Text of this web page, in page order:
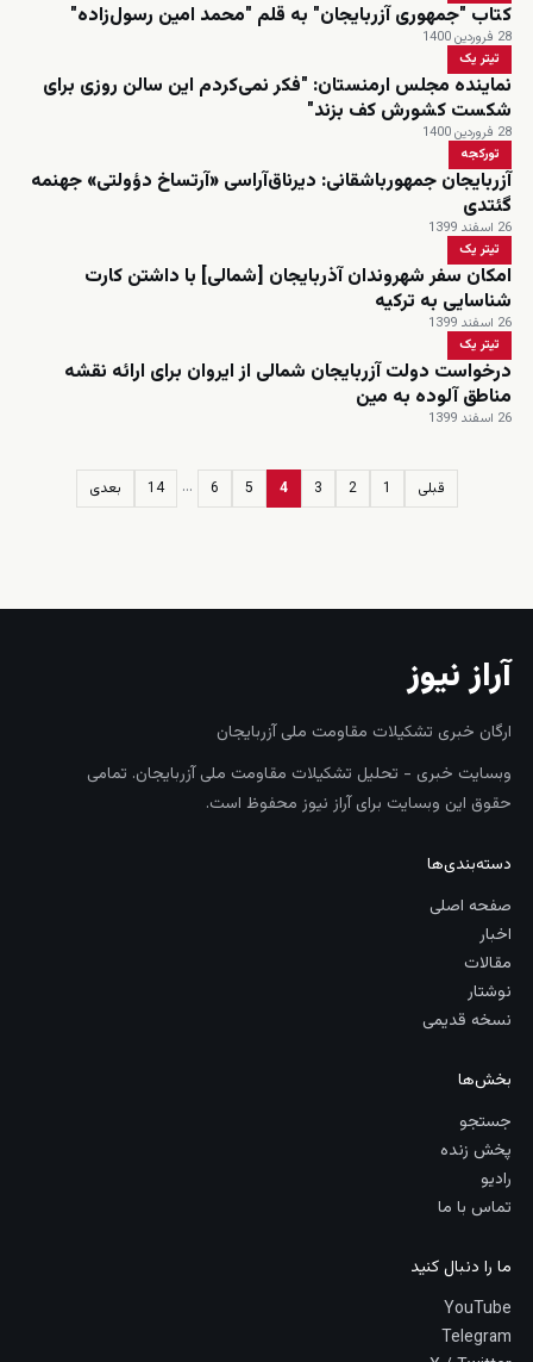
کتاب "جمهوری آزربایجان" به قلم "محمد امین رسول‌زاده"
28 فروردین 1400
تیتر یک
نماینده مجلس ارمنستان: "فکر نمی‌کردم این سالن روزی برای
شکست کشورش کف بزند"
28 فروردین 1400
تورکجه
آزربایجان جمهورباشقانی: دیرناق‌آراسی «آرتساخ دؤولتی» جهنمه
گئتدی
26 اسفند 1399
تیتر یک
امکان سفر شهروندان آذربایجان [شمالی] با داشتن کارت
شناسایی به ترکیه
26 اسفند 1399
تیتر یک
درخواست دولت آزربایجان شمالی از ایروان برای ارائه نقشه
مناطق آلوده به مین
26 اسفند 1399
قبلی 1
2
3
4
5
6
…
14 بعدی
آراز نیوز
ارگان خبری تشکیلات مقاومت ملی آزربایجان
وبسایت خبری - تحلیل تشکیلات مقاومت ملی آزربایجان. تمامی
حقوق این وبسایت برای آراز نیوز محفوظ است.
دسته‌بندی‌ها
صفحه اصلی
اخبار
مقالات
نوشتار
نسخه قدیمی
بخش‌ها
جستجو
پخش زنده
رادیو
تماس با ما
ما را دنبال کنید
YouTube
Telegram